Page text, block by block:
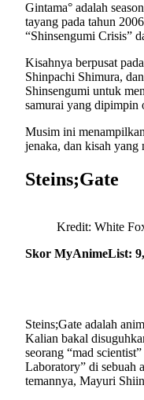
Gintama° adalah
tayang pada tahun
“Shinsengumi Crisis”
Kisahnya berpusat
Shinpachi Shimura,
Shinsengumi untuk
samurai yang dipimpin
Musim ini
jenaka, dan kisah yang
Steins;Gate
Kredit: White
Skor MyAnimeList:
Steins;Gate adalah
Kalian bakal
seorang “mad
Laboratory” di sebuah
temannya, Mayuri